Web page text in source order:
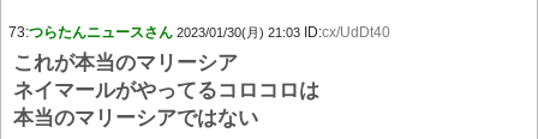
73:つらたんニュースさん 2023/01/30(月) 21:03 ID:cx/UdDt40
これが本当のマリーシア
ネイマールがやってるコロコロは
本当のマリーシアではない